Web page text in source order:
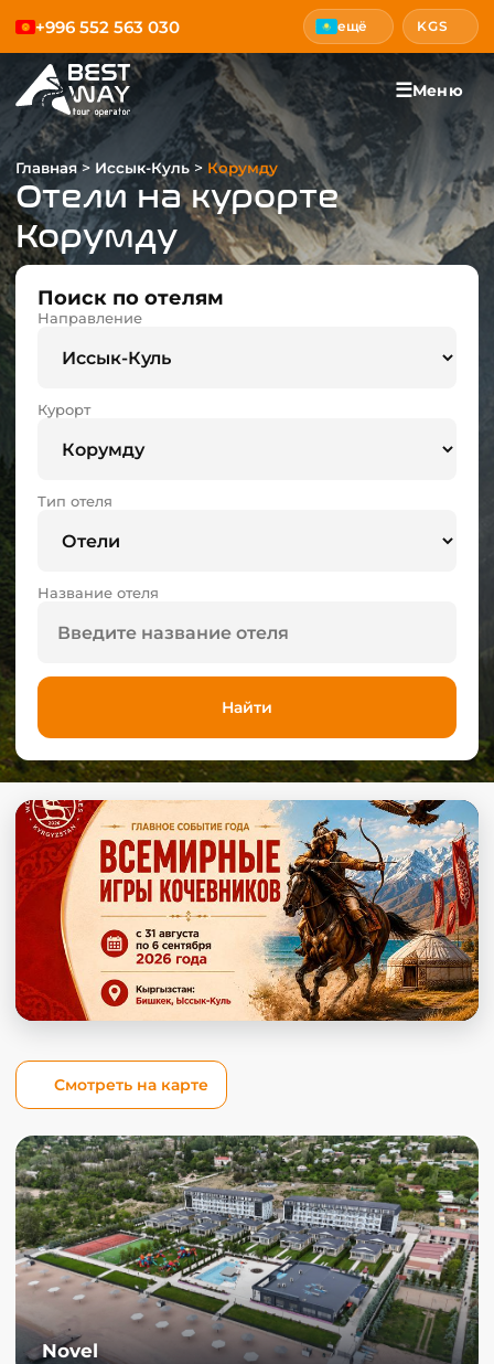
+996 552 563 030 ещё KGS
☰Меню
Главная > Иссык-Куль > Корумду
Отели на курорте
Корумду
Поиск по отелям
Направление
Курорт
Тип отеля
Название отеля
Найти
Смотреть на карте
Novel